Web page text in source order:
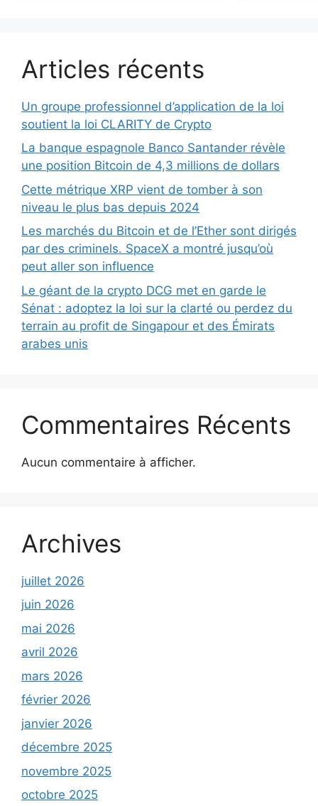
Articles récents
Un groupe professionnel d’application de la loi
soutient la loi CLARITY de Crypto
La banque espagnole Banco Santander révèle
une position Bitcoin de 4,3 millions de dollars
Cette métrique XRP vient de tomber à son
niveau le plus bas depuis 2024
Les marchés du Bitcoin et de l’Ether sont dirigés
par des criminels. SpaceX a montré jusqu’où
peut aller son influence
Le géant de la crypto DCG met en garde le
Sénat : adoptez la loi sur la clarté ou perdez du
terrain au profit de Singapour et des Émirats
arabes unis
Commentaires Récents
Aucun commentaire à afficher.
Archives
juillet 2026
juin 2026
mai 2026
avril 2026
mars 2026
février 2026
janvier 2026
décembre 2025
novembre 2025
octobre 2025